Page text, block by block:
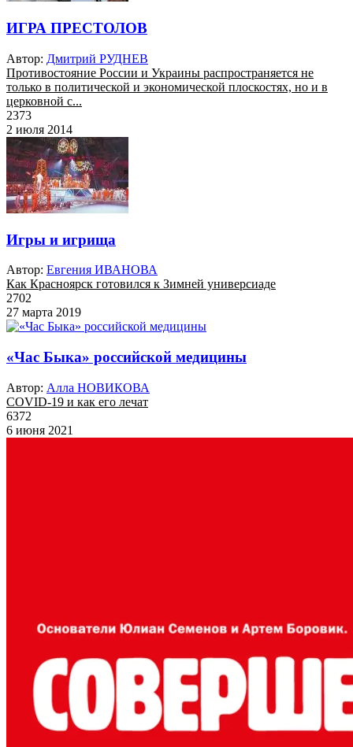
ИГРА ПРЕСТОЛОВ
Автор: Дмитрий РУДНЕВ
Противостояние России и Украины распространяется не
только в политической и экономической плоскостях, но и в
церковной с...
2373
2 июля 2014
Игры и игрища
Автор: Евгения ИВАНОВА
Как Красноярск готовился к Зимней универсиаде
2702
27 марта 2019
«Час Быка» российской медицины
Автор: Алла НОВИКОВА
COVID-19 и как его лечат
6372
6 июня 2021